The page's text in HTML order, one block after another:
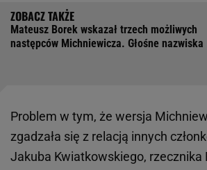
Mateusz Borek wskazał trzech możliwych
następców Michniewicza. Głośne nazwiska
Problem w tym, że wersja
zgadzała się z relacją innych
Jakuba Kwiatkowskiego, rzecznika